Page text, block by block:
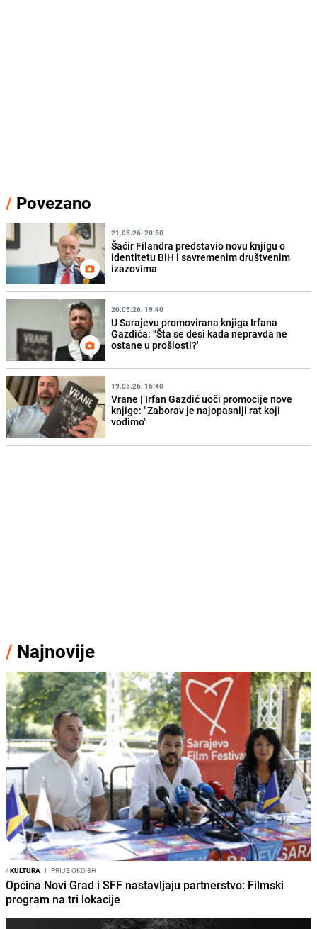
/ Povezano
21.05.26. 20:50
Šaćir Filandra predstavio novu knjigu o
identitetu BiH i savremenim društvenim
izazovima
20.05.26. 19:40
U Sarajevu promovirana knjiga Irfana
Gazdića: "Šta se desi kada nepravda ne
ostane u prošlosti?'
19.05.26. 16:40
Vrane | Irfan Gazdić uoči promocije nove
knjige: "Zaborav je najopasniji rat koji
vodimo"
/ Najnovije
/KULTURA I PRIJE OKO 8H
Općina Novi Grad i SFF nastavljaju partnerstvo: Filmski
program na tri lokacije